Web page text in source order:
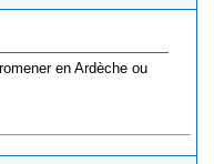
en Ardèche ou